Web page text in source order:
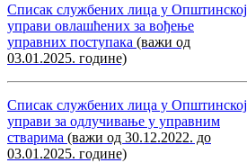
Списак службених лица у Општинској
управи овлашћених за вођење
управних поступака (важи од
03.01.2025. године)
Списак службених лица у Општинској
управи за одлучивање у управним
стварима (важи од 30.12.2022. до
03.01.2025. године)